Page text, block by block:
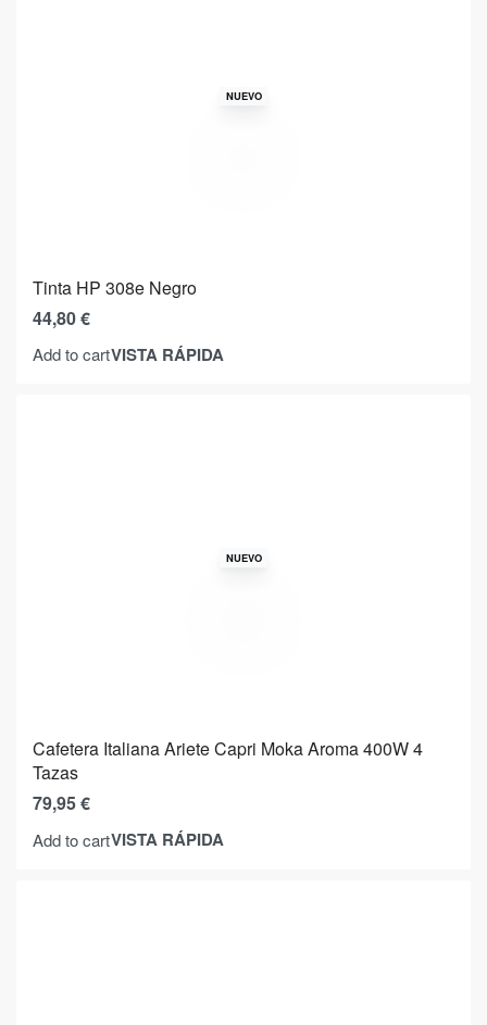
NUEVO
Tinta HP 308e Negro
44,80€
Add to cartVISTA RÁPIDA
NUEVO
Cafetera Italiana Ariete Capri Moka Aroma 400W 4
Tazas
79,95€
Add to cartVISTA RÁPIDA